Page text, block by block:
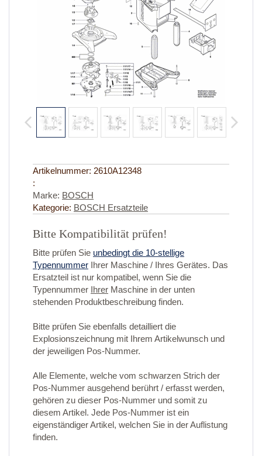
Artikelnummer: 2610A12348
:
Marke: BOSCH
Kategorie: BOSCH Ersatzteile
Bitte Kompatibilität prüfen!
Bitte prüfen Sie unbedingt die 10-stellige
Typennummer Ihrer Maschine / Ihres Gerätes. Das
Ersatzteil ist nur kompatibel, wenn Sie die
Typennummer Ihrer Maschine in der unten
stehenden Produktbeschreibung finden.
Bitte prüfen Sie ebenfalls detailliert die
Explosionszeichnung mit Ihrem Artikelwunsch und
der jeweiligen Pos-Nummer.
Alle Elemente, welche vom schwarzen Strich der
Pos-Nummer ausgehend berührt / erfasst werden,
gehören zu dieser Pos-Nummer und somit zu
diesem Artikel. Jede Pos-Nummer ist ein
eigenständiger Artikel, welchen Sie in der Auflistung
finden.